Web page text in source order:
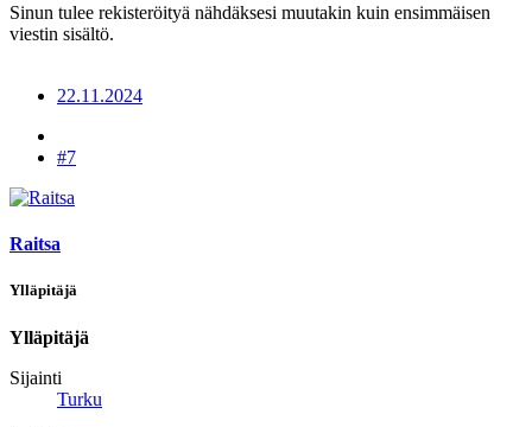
Sinun tulee rekisteröityä nähdäksesi muutakin kuin ensimmäisen
viestin sisältö.
22.11.2024
#7
Raitsa
Ylläpitäjä
Ylläpitäjä
Sijainti
Turku